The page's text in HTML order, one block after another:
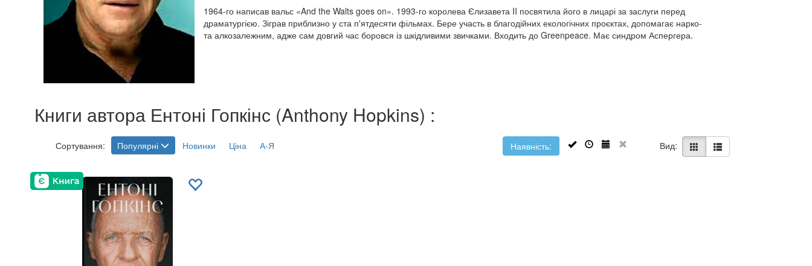
1964-го написав вальс «And the Walts goes on». 1993-го королева Єлизавета II посвятила його в лицарі за заслуги перед
драматургією. Зіграв приблизно у ста п'ятдесяти фільмах. Бере участь в благодійних екологічних проєктах, допомагає нарко-
та алкозалежним, адже сам довгий час боровся із шкідливими звичками. Входить до Greenpeace. Має синдром Аспергера.
Книги автора Ентоні Гопкінс (Anthony Hopkins) :
Сортування: Популярні Новинки Ціна А-Я Наявність: Вид: